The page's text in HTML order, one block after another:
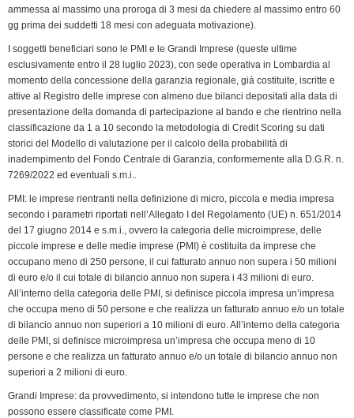
ammessa al massimo una proroga di 3 mesi da chiedere al massimo entro 60
gg prima dei suddetti 18 mesi con adeguata motivazione).
I soggetti beneficiari sono le PMI e le Grandi Imprese (queste ultime
esclusivamente entro il 28 luglio 2023), con sede operativa in Lombardia al
momento della concessione della garanzia regionale, già costituite, iscritte e
attive al Registro delle imprese con almeno due bilanci depositati alla data di
presentazione della domanda di partecipazione al bando e che rientrino nella
classificazione da 1 a 10 secondo la metodologia di Credit Scoring su dati
storici del Modello di valutazione per il calcolo della probabilità di
inadempimento del Fondo Centrale di Garanzia, conformemente alla D.G.R. n.
7269/2022 ed eventuali s.m.i..
PMI: le imprese rientranti nella definizione di micro, piccola e media impresa
secondo i parametri riportati nell’Allegato I del Regolamento (UE) n. 651/2014
del 17 giugno 2014 e s.m.i., ovvero la categoria delle microimprese, delle
piccole imprese e delle medie imprese (PMI) è costituita da imprese che
occupano meno di 250 persone, il cui fatturato annuo non supera i 50 milioni
di euro e/o il cui totale di bilancio annuo non supera i 43 milioni di euro.
All’interno della categoria delle PMI, si definisce piccola impresa un’impresa
che occupa meno di 50 persone e che realizza un fatturato annuo e/o un totale
di bilancio annuo non superiori a 10 milioni di euro. All’interno della categoria
delle PMI, si definisce microimpresa un’impresa che occupa meno di 10
persone e che realizza un fatturato annuo e/o un totale di bilancio annuo non
superiori a 2 milioni di euro.
Grandi Imprese: da provvedimento, si intendono tutte le imprese che non
possono essere classificate come PMI.